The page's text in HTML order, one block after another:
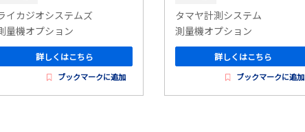
イカジオシステムズ
量機オプション
詳しくはこちら
ブックマークに追加
タマヤ計測システム
測量機オプション
詳しくはこちら
ブックマークに追加